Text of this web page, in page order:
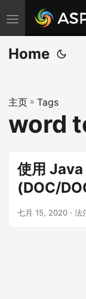
切
换
导
Home
主页 » Tags
word
使用
(DOC/
七月 15, 2020 · 法